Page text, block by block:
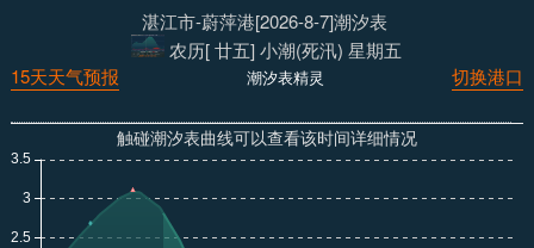
湛江市-蔚萍港[2026-8-7]潮汐表
农历[ 廿五] 小潮(死汛) 星期五
切换港口
潮汐表精灵
15天天气预报
触碰潮汐表曲线可以查看该时间详细情况